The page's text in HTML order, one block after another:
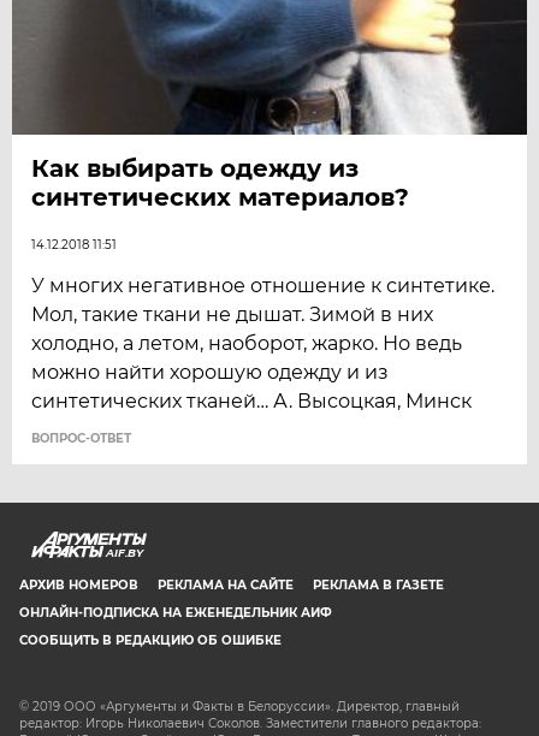
Как выбирать одежду из
синтетических материалов?
14.12.2018 11:51
У многих негативное отношение к синтетике.
Мол, такие ткани не дышат. Зимой в них
холодно, а летом, наоборот, жарко. Но ведь
можно найти хорошую одежду и из
синтетических тканей… А. Высоцкая, Минск
ВОПРОС-ОТВЕТ
AIF.BY
АРХИВ НОМЕРОВ РЕКЛАМА НА САЙТЕ
РЕКЛАМА В ГАЗЕТЕ
ОНЛАЙН-ПОДПИСКА НА ЕЖЕНЕДЕЛЬНИК АИФ
СООБЩИТЬ В РЕДАКЦИЮ ОБ ОШИБКЕ
© 2019 ООО «Аргументы и Факты в Белоруссии». Директор, главный
редактор: Игорь Николаевич Соколов. Заместители главного редактора: